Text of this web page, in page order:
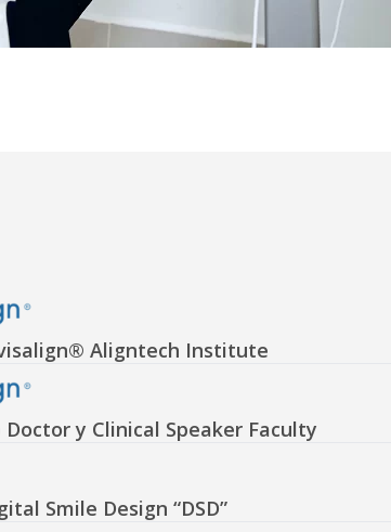
Aligntech Institute
y Clinical Speaker Faculty
Smile Design “DSD”